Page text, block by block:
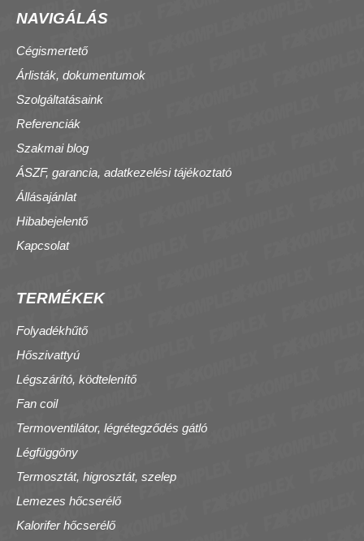
NAVIGÁLÁS
Cégismertető
Árlisták, dokumentumok
Szolgáltatásaink
Referenciák
Szakmai blog
ÁSZF, garancia, adatkezelési tájékoztató
Állásajánlat
Hibabejelentő
Kapcsolat
TERMÉKEK
Folyadékhűtő
Hőszivattyú
Légszárító, ködtelenítő
Fan coil
Termoventilátor, légrétegződés gátló
Légfüggöny
Termosztát, higrosztát, szelep
Lemezes hőcserélő
Kalorifer hőcserélő